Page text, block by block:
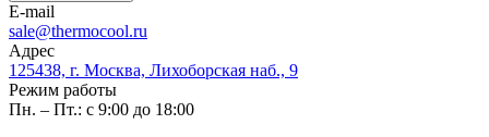
E-mail
sale@thermocool.ru
Адрес
125438, г. Москва, Лихоборская наб., 9
Режим работы
Пн. – Пт.: с 9:00 до 18:00